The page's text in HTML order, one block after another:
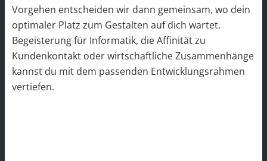
Vorgehen entscheiden wir dann gemeinsam, wo dein
optimaler Platz zum Gestalten auf dich wartet.
Begeisterung für Informatik, die Affinität zu
Kundenkontakt oder wirtschaftliche Zusammenhänge
kannst du mit dem passenden Entwicklungsrahmen
vertiefen.